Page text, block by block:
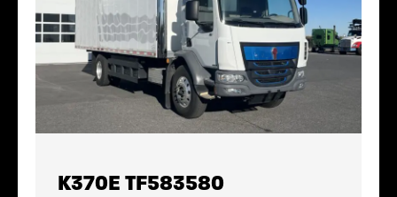
K370E TF583580